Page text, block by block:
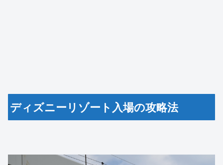
ディズニーリゾート入場の攻略法